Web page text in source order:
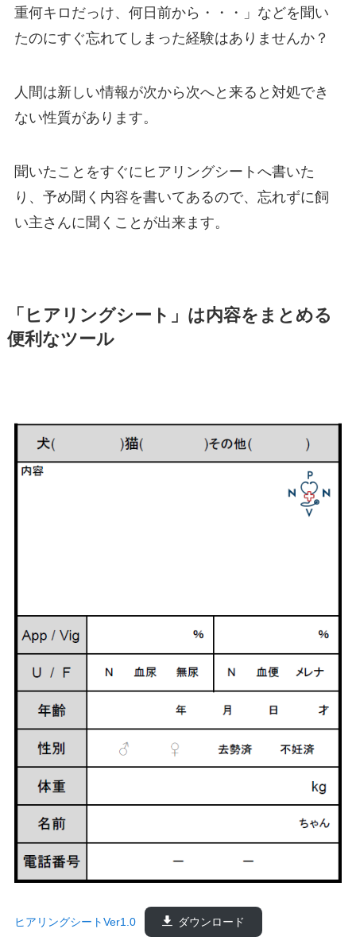
重何キロだっけ、何日前から・・・」などを聞い
たのにすぐ忘れてしまった経験はありませんか？
人間は新しい情報が次から次へと来ると対処でき
ない性質があります。
聞いたことをすぐにヒアリングシートへ書いた
り、予め聞く内容を書いてあるので、忘れずに飼
い主さんに聞くことが出来ます。
「ヒアリングシート」は内容をまとめる
便利なツール
ヒアリングシートVer1.0 ダウンロード